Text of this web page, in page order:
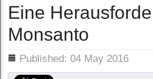
Eine
Monsanto
Published: 04 May 2016